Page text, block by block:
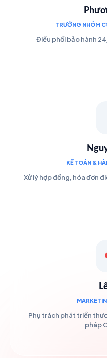
TRƯỞNG NHÓM
Điều phối bảo hành
KẾ TOÁN &
Xử lý hợp đồng, hóa đơn
Phụ trách phát triển
pháp